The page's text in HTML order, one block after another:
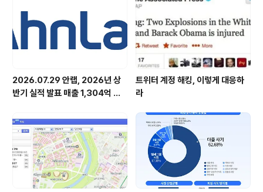
술적 한계를 극복함으로써 APT 공격, 탐지 우회, 알려지지
않은 공격 등 지능적 공격을 원격에서 모니터링해 신속히
대응한다..
2026.07.29 안랩, 2026년 상
반기 실적 발표 매출 1,304억 원,
트위터 계정 해킹, 이렇게 대응하
라